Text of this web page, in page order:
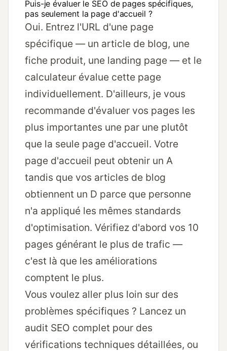
Puis-je évaluer le SEO de pages spécifiques,
pas seulement la page d'accueil ?
Oui. Entrez l'URL d'une page
spécifique — un article de blog, une
fiche produit, une landing page — et le
calculateur évalue cette page
individuellement. D'ailleurs, je vous
recommande d'évaluer vos pages les
plus importantes une par une plutôt
que la seule page d'accueil. Votre
page d'accueil peut obtenir un A
tandis que vos articles de blog
obtiennent un D parce que personne
n'a appliqué les mêmes standards
d'optimisation. Vérifiez d'abord vos 10
pages générant le plus de trafic —
c'est là que les améliorations
comptent le plus.
Vous voulez aller plus loin sur des
problèmes spécifiques ? Lancez un
audit SEO complet pour des
vérifications techniques détaillées, ou